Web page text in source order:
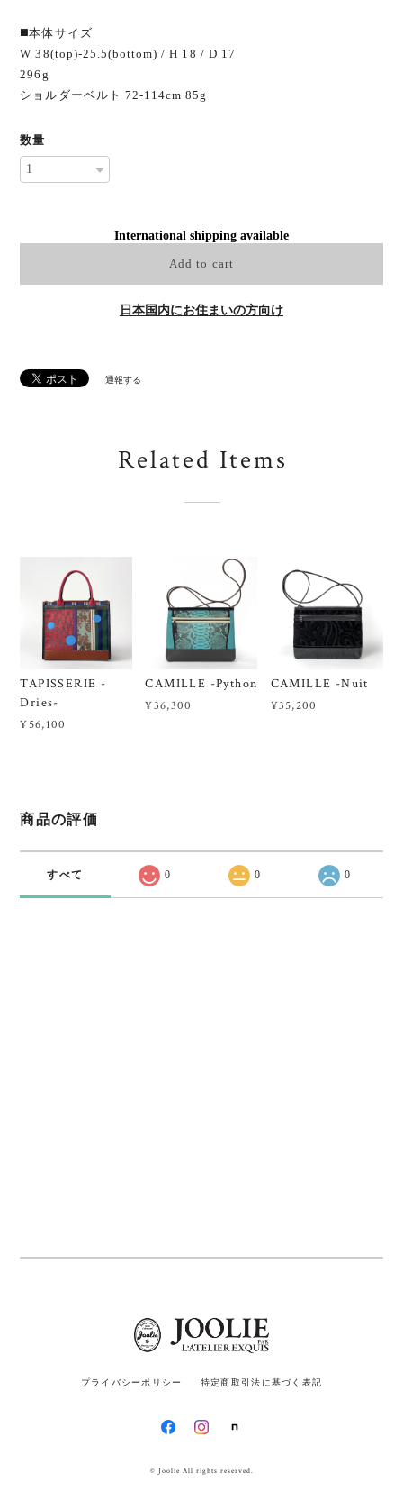
◼️本体サイズ
W 38(top)-25.5(bottom) / H 18 / D 17
296g
ショルダーベルト 72-114cm 85g
数量
International shipping available
Add to cart
日本国内にお住まいの方向け
通報する
Related Items
TAPISSERIE -
Dries-
¥56,100
CAMILLE -Python
¥36,300
CAMILLE -Nuit
¥35,200
商品の評価
すべて 0 0 0
プライバシーポリシー 特定商取引法に基づく表記
© Joolie All rights reserved.